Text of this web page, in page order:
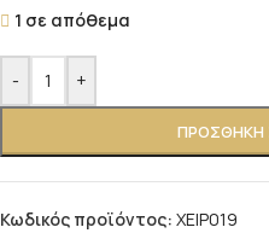
1 σε απόθεμα
- +
ΠΡΟΣΘΉΚΗ
Κωδικός προϊόντος: ΧΕΙΡ019